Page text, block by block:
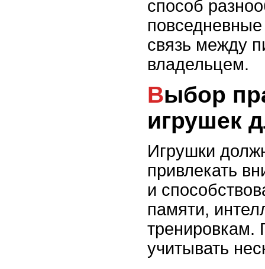
способ
повседневные
связь между
владельцем.
Выбор правильных
игрушек
Игрушки
привлекать
и
памяти,
тренировкам.
учитывать